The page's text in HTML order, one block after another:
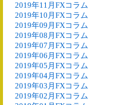
2019年11月FXコラム
2019年10月FXコラム
2019年09月FXコラム
2019年08月FXコラム
2019年07月FXコラム
2019年06月FXコラム
2019年05月FXコラム
2019年04月FXコラム
2019年03月FXコラム
2019年02月FXコラム